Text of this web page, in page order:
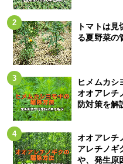
トマトは
る夏野菜の
ヒメムカシ
オオアレチ
防対策を解
オオアレチ
アレチノギ
や、発生原